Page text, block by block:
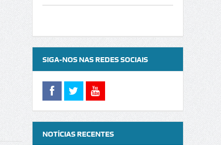
SIGA-NOS NAS REDES SOCIAIS
NOTÍCIAS RECENTES